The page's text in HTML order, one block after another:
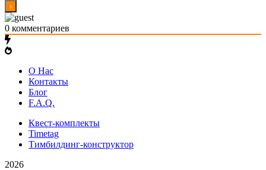
0 комментариев
О Нас
Контакты
Блог
F.A.Q.
Квест-комплекты
Timetag
Тимбилдинг-конструктор
2026